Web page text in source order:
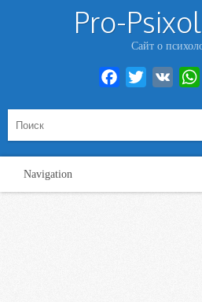
Pro-
Сайт о
Facebook
Twitter VK
Navigation